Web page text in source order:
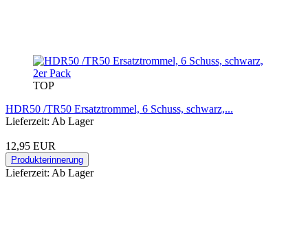
TOP
HDR50 /TR50 Ersatztrommel, 6 Schuss, schwarz,...
Lieferzeit: Ab Lager
12,95 EUR
Produkterinnerung
Lieferzeit: Ab Lager